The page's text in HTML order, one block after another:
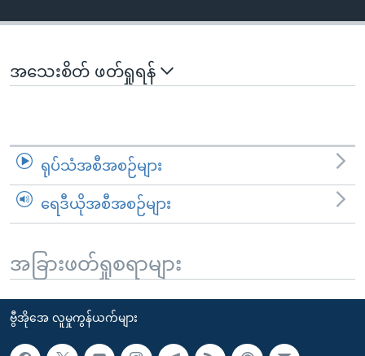
အသေးစိတ် ဖတ်ရှုရန်
ရုပ်သံအစီအစဉ်များ
ရေဒီယိုအစီအစဉ်များ
အခြားဖတ်ရှုစရာများ
ဗွီအိုအေ လူမှုကွန်ယက်များ